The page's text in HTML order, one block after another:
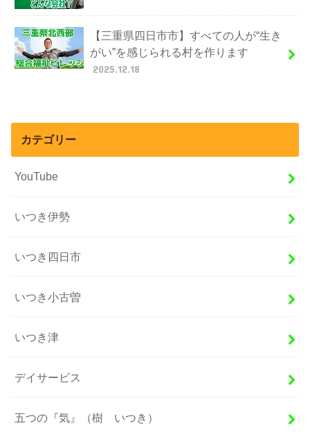
【三重県四日市市】すべての人が“生き
がい”を感じられる村を作ります
2025.12.18
カテゴリー
YouTube
いつき伊勢
いつき四日市
いつき小古曽
いつき津
デイサービス
五つの『気』（樹 いつき）